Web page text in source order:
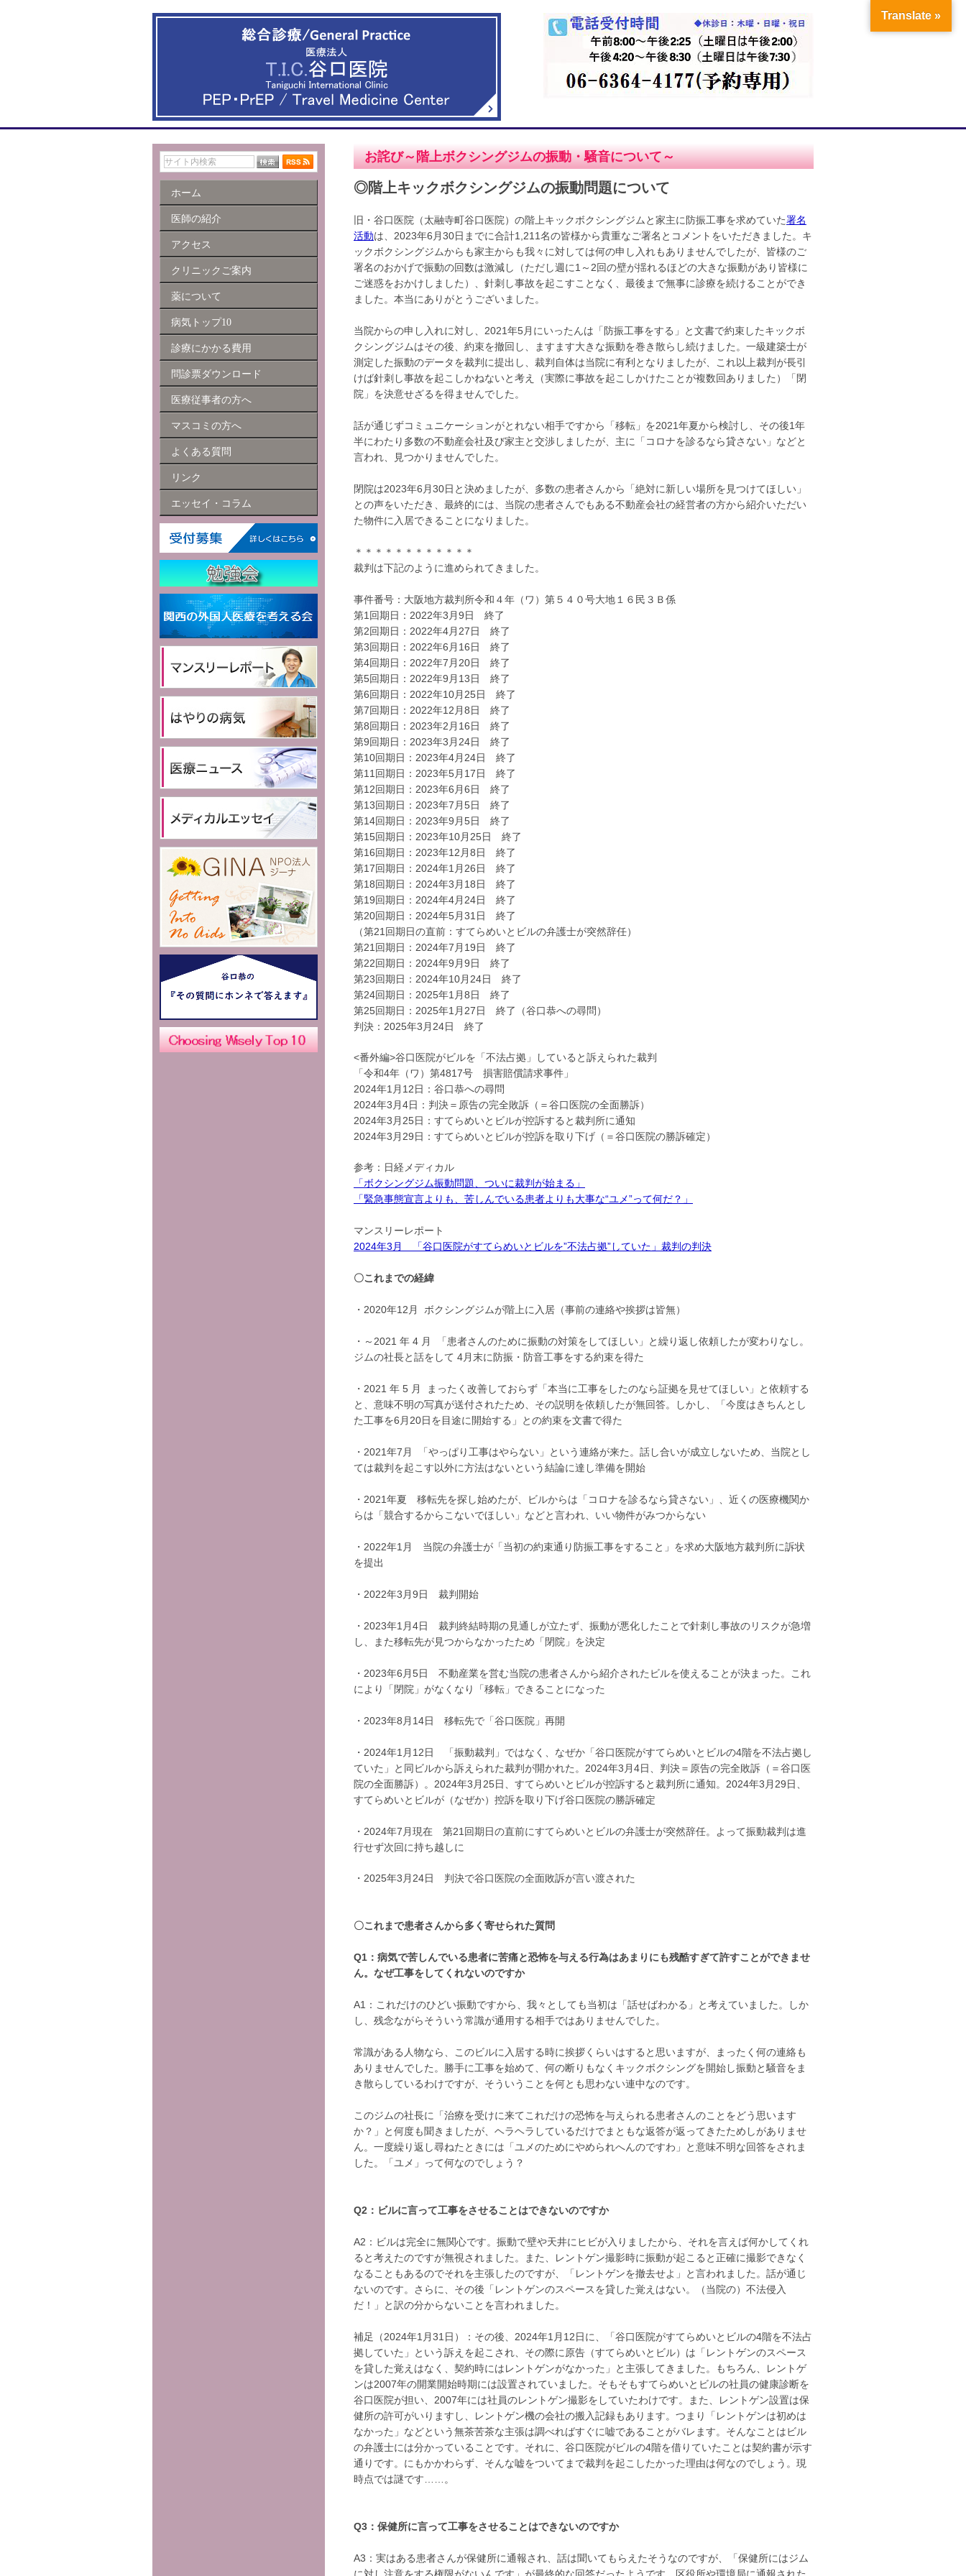
お詫び～階上ボクシングジムの振動・騒音について～
◎階上キックボクシングジムの振動問題について
旧・谷口医院（太融寺町谷口医院）の階上キックボクシングジムと家主に防振工事を求めていた署名
活動は、2023年6月30日までに合計1,211名の皆様から貴重なご署名とコメントをいただきました。キ
ックボクシングジムからも家主からも我々に対しては何の申し入れもありませんでしたが、皆様のご
署名のおかげで振動の回数は激減し（ただし週に1～2回の壁が揺れるほどの大きな振動があり皆様に
ご迷惑をおかけしました）、針刺し事故を起こすことなく、最後まで無事に診療を続けることができ
ました。本当にありがとうございました。
当院からの申し入れに対し、2021年5月にいったんは「防振工事をする」と文書で約束したキックボ
クシングジムはその後、約束を撤回し、ますます大きな振動を巻き散らし続けました。一級建築士が
測定した振動のデータを裁判に提出し、裁判自体は当院に有利となりましたが、これ以上裁判が長引
けば針刺し事故を起こしかねないと考え（実際に事故を起こしかけたことが複数回ありました）「閉
院」を決意せざるを得ませんでした。
話が通じずコミュニケーションがとれない相手ですから「移転」を2021年夏から検討し、その後1年
半にわたり多数の不動産会社及び家主と交渉しましたが、主に「コロナを診るなら貸さない」などと
言われ、見つかりませんでした。
閉院は2023年6月30日と決めましたが、多数の患者さんから「絶対に新しい場所を見つけてほしい」
との声をいただき、最終的には、当院の患者さんでもある不動産会社の経営者の方から紹介いただい
た物件に入居できることになりました。
＊＊＊＊＊＊＊＊＊＊＊＊
裁判は下記のように進められてきました。
事件番号：大阪地方裁判所令和４年（ワ）第５４０号大地１６民３Ｂ係
第1回期日：2022年3月9日 終了
第2回期日：2022年4月27日 終了
第3回期日：2022年6月16日 終了
第4回期日：2022年7月20日 終了
第5回期日：2022年9月13日 終了
第6回期日：2022年10月25日 終了
第7回期日：2022年12月8日 終了
第8回期日：2023年2月16日 終了
第9回期日：2023年3月24日 終了
第10回期日：2023年4月24日 終了
第11回期日：2023年5月17日 終了
第12回期日：2023年6月6日 終了
第13回期日：2023年7月5日 終了
第14回期日：2023年9月5日 終了
第15回期日：2023年10月25日 終了
第16回期日：2023年12月8日 終了
第17回期日：2024年1月26日 終了
第18回期日：2024年3月18日 終了
第19回期日：2024年4月24日 終了
第20回期日：2024年5月31日 終了
（第21回期日の直前：すてらめいとビルの弁護士が突然辞任）
第21回期日：2024年7月19日 終了
第22回期日：2024年9月9日 終了
第23回期日：2024年10月24日 終了
第24回期日：2025年1月8日 終了
第25回期日：2025年1月27日 終了（谷口恭への尋問）
判決：2025年3月24日 終了
<番外編>谷口医院がビルを「不法占拠」していると訴えられた裁判
「令和4年（ワ）第4817号 損害賠償請求事件」
2024年1月12日：谷口恭への尋問
2024年3月4日：判決＝原告の完全敗訴（＝谷口医院の全面勝訴）
2024年3月25日：すてらめいとビルが控訴すると裁判所に通知
2024年3月29日：すてらめいとビルが控訴を取り下げ（＝谷口医院の勝訴確定）
参考：日経メディカル
「ボクシングジム振動問題、ついに裁判が始まる」
「緊急事態宣言よりも、苦しんでいる患者よりも大事な“ユメ”って何だ？」
マンスリーレポート
2024年3月 「谷口医院がすてらめいとビルを”不法占拠”していた」裁判の判決
〇これまでの経緯
・2020年12月 ボクシングジムが階上に入居（事前の連絡や挨拶は皆無）
・～2021 年 4 月 「患者さんのために振動の対策をしてほしい」と繰り返し依頼したが変わりなし。
ジムの社長と話をして 4月末に防振・防音工事をする約束を得た
・2021 年 5 月 まったく改善しておらず「本当に工事をしたのなら証拠を見せてほしい」と依頼する
と、意味不明の写真が送付されたため、その説明を依頼したが無回答。しかし、「今度はきちんとし
た工事を6月20日を目途に開始する」との約束を文書で得た
・2021年7月 「やっぱり工事はやらない」という連絡が来た。話し合いが成立しないため、当院とし
ては裁判を起こす以外に方法はないという結論に達し準備を開始
・2021年夏 移転先を探し始めたが、ビルからは「コロナを診るなら貸さない」、近くの医療機関か
らは「競合するからこないでほしい」などと言われ、いい物件がみつからない
・2022年1月 当院の弁護士が「当初の約束通り防振工事をすること」を求め大阪地方裁判所に訴状
を提出
・2022年3月9日 裁判開始
・2023年1月4日 裁判終結時期の見通しが立たず、振動が悪化したことで針刺し事故のリスクが急増
し、また移転先が見つからなかったため「閉院」を決定
・2023年6月5日 不動産業を営む当院の患者さんから紹介されたビルを使えることが決まった。これ
により「閉院」がなくなり「移転」できることになった
・2023年8月14日 移転先で「谷口医院」再開
・2024年1月12日 「振動裁判」ではなく、なぜか「谷口医院がすてらめいとビルの4階を不法占拠し
ていた」と同ビルから訴えられた裁判が開かれた。2024年3月4日、判決＝原告の完全敗訴（＝谷口医
院の全面勝訴）。2024年3月25日、すてらめいとビルが控訴すると裁判所に通知。2024年3月29日、
すてらめいとビルが（なぜか）控訴を取り下げ谷口医院の勝訴確定
・2024年7月現在 第21回期日の直前にすてらめいとビルの弁護士が突然辞任。よって振動裁判は進
行せず次回に持ち越しに
・2025年3月24日 判決で谷口医院の全面敗訴が言い渡された
〇これまで患者さんから多く寄せられた質問
Q1：病気で苦しんでいる患者に苦痛と恐怖を与える行為はあまりにも残酷すぎて許すことができませ
ん。なぜ工事をしてくれないのですか
A1：これだけのひどい振動ですから、我々としても当初は「話せばわかる」と考えていました。しか
し、残念ながらそういう常識が通用する相手ではありませんでした。
常識がある人物なら、このビルに入居する時に挨拶くらいはすると思いますが、まったく何の連絡も
ありませんでした。勝手に工事を始めて、何の断りもなくキックボクシングを開始し振動と騒音をま
き散らしているわけですが、そういうことを何とも思わない連中なのです。
このジムの社長に「治療を受けに来てこれだけの恐怖を与えられる患者さんのことをどう思います
か？」と何度も聞きましたが、ヘラヘラしているだけでまともな返答が返ってきたためしがありませ
ん。一度繰り返し尋ねたときには「ユメのためにやめられへんのですわ」と意味不明な回答をされま
した。「ユメ」って何なのでしょう？
Q2：ビルに言って工事をさせることはできないのですか
A2：ビルは完全に無関心です。振動で壁や天井にヒビが入りましたから、それを言えば何かしてくれ
ると考えたのですが無視されました。また、レントゲン撮影時に振動が起こると正確に撮影できなく
なることもあるのでそれを主張したのですが、「レントゲンを撤去せよ」と言われました。話が通じ
ないのです。さらに、その後「レントゲンのスペースを貸した覚えはない。（当院の）不法侵入
だ！」と訳の分からないことを言われました。
補足（2024年1月31日）：その後、2024年1月12日に、「谷口医院がすてらめいとビルの4階を不法占
拠していた」という訴えを起こされ、その際に原告（すてらめいとビル）は「レントゲンのスペース
を貸した覚えはなく、契約時にはレントゲンがなかった」と主張してきました。もちろん、レントゲ
ンは2007年の開業開始時期には設置されていました。そもそもすてらめいとビルの社員の健康診断を
谷口医院が担い、2007年には社員のレントゲン撮影をしていたわけです。また、レントゲン設置は保
健所の許可がいりますし、レントゲン機の会社の搬入記録もあります。つまり「レントゲンは初めは
なかった」などという無茶苦茶な主張は調べればすぐに嘘であることがバレます。そんなことはビル
の弁護士には分かっていることです。それに、谷口医院がビルの4階を借りていたことは契約書が示す
通りです。にもかかわらず、そんな嘘をついてまで裁判を起こしたかった理由は何なのでしょう。現
時点では謎です……。
Q3：保健所に言って工事をさせることはできないのですか
A3：実はある患者さんが保健所に通報され、話は聞いてもらえたそうなのですが、「保健所にはジム
ホーム
医師の紹介
アクセス
クリニックご案内
薬について
病気トップ10
診療にかかる費用
問診票ダウンロード
医療従事者の方へ
マスコミの方へ
よくある質問
リンク
エッセイ・コラム
Translate »